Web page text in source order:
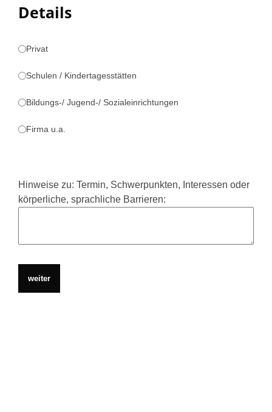
Details
Privat
Schulen / Kindertagesstätten
Bildungs-/ Jugend-/ Sozialeinrichtungen
Firma u.a.
Hinweise zu: Termin, Schwerpunkten, Interessen oder
körperliche, sprachliche Barrieren: